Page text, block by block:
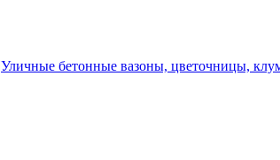
Уличные бетонные вазоны, цветочницы,